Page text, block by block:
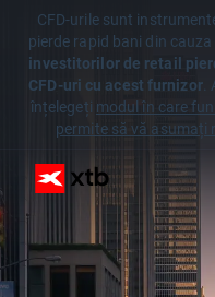
CFD-urile sunt
pierde rapid bani din
investitorilor de retail
CFD-uri cu acest furnizor.
înțelegeți modul în care
permite să vă asumați